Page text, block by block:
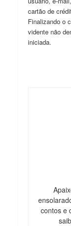
cartão de
Finalizando o
vidente não
iniciada.
contos e